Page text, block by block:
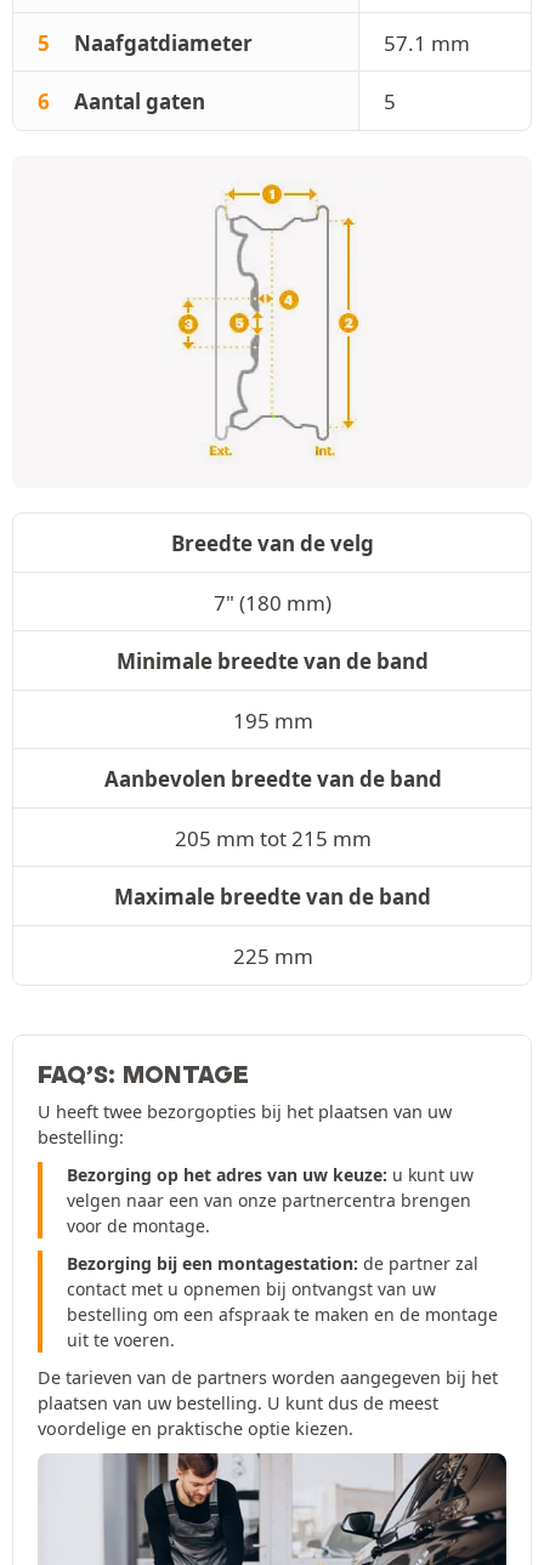
5 Naafgatdiameter 57.1 mm
6 Aantal gaten 5
Breedte van de velg
7" (180 mm)
Minimale breedte van de band
195 mm
Aanbevolen breedte van de band
205 mm tot 215 mm
Maximale breedte van de band
225 mm
FAQ’S: MONTAGE
U heeft twee bezorgopties bij het plaatsen van uw
bestelling:
Bezorging op het adres van uw keuze: u kunt uw
velgen naar een van onze partnercentra brengen
voor de montage.
Bezorging bij een montagestation: de partner zal
contact met u opnemen bij ontvangst van uw
bestelling om een afspraak te maken en de montage
uit te voeren.
De tarieven van de partners worden aangegeven bij het
plaatsen van uw bestelling. U kunt dus de meest
voordelige en praktische optie kiezen.